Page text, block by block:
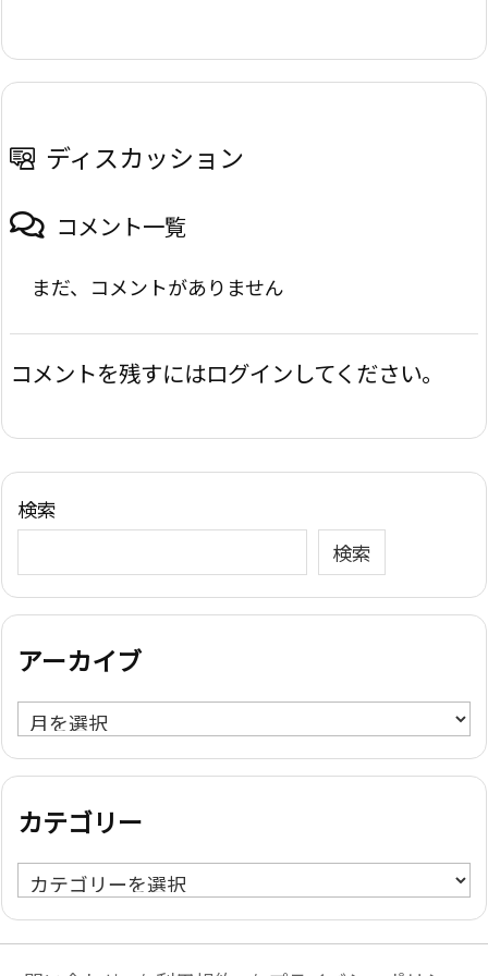
ディスカッション
コメント一覧
まだ、コメントがありません
コメントを残すにはログインしてください。
検索
検索
アーカイブ
ア
ー
カ
ブ
カテゴリー
カ
テ